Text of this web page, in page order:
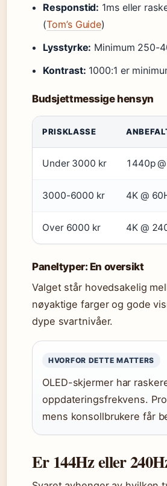
Responstid: 1ms eller
(Tom’s Guide)
Lysstyrke: Minimum 250-
Kontrast: 1000:1 er
Budsjettmessige hensyn
PRISKLASSE
Under 3000 kr 1440p
3000-6000 kr 4K @
Over 6000 kr 4K @
Paneltyper: En oversikt
Valget står hovedsakelig
nøyaktige farger og gode
dype svartnivåer.
HVORFOR DETTE MATTERS
OLED-skjermer har
oppdateringsfrekvens.
mens konsollbrukere får
Er 144Hz eller